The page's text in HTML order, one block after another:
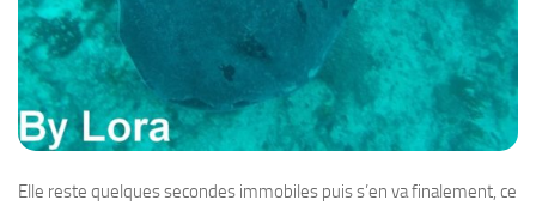
Elle reste quelques secondes immobiles puis s’en va finalement, ce